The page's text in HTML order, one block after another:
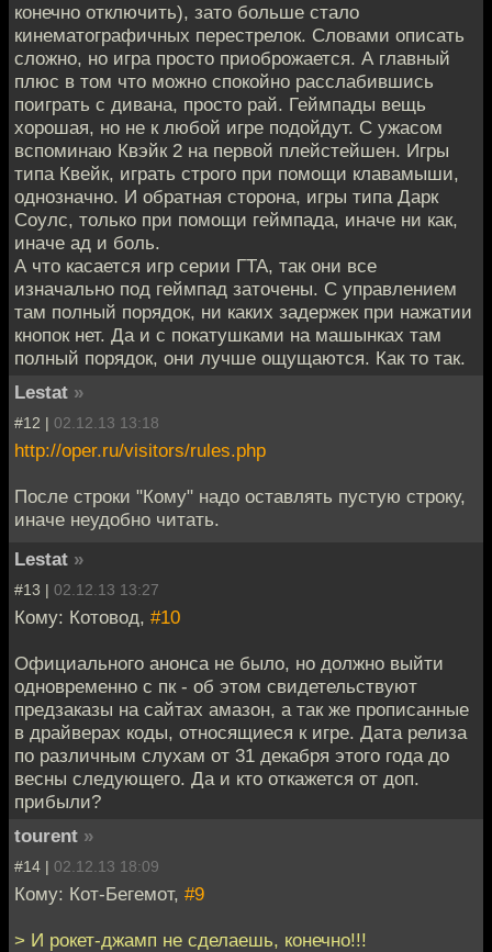
конечно отключить), зато больше стало
кинематографичных перестрелок. Словами описать
сложно, но игра просто приоброжается. А главный
плюс в том что можно спокойно расслабившись
поиграть с дивана, просто рай. Геймпады вещь
хорошая, но не к любой игре подойдут. С ужасом
вспоминаю Квэйк 2 на первой плейстейшен. Игры
типа Квейк, играть строго при помощи клавамыши,
однозначно. И обратная сторона, игры типа Дарк
Соулс, только при помощи геймпада, иначе ни как,
иначе ад и боль.
А что касается игр серии ГТА, так они все
изначально под геймпад заточены. С управлением
там полный порядок, ни каких задержек при нажатии
кнопок нет. Да и с покатушками на машынках там
полный порядок, они лучше ощущаются. Как то так.
Lestat »
#12 | 02.12.13 13:18
http://oper.ru/visitors/rules.php
После строки "Кому" надо оставлять пустую строку,
иначе неудобно читать.
Lestat »
#13 | 02.12.13 13:27
Кому: Котовод, #10
Официального анонса не было, но должно выйти
одновременно с пк - об этом свидетельствуют
предзаказы на сайтах амазон, а так же прописанные
в драйверах коды, относящиеся к игре. Дата релиза
по различным слухам от 31 декабря этого года до
весны следующего. Да и кто откажется от доп.
прибыли?
tourent »
#14 | 02.12.13 18:09
Кому: Кот-Бегемот, #9
> И рокет-джамп не сделаешь, конечно!!!